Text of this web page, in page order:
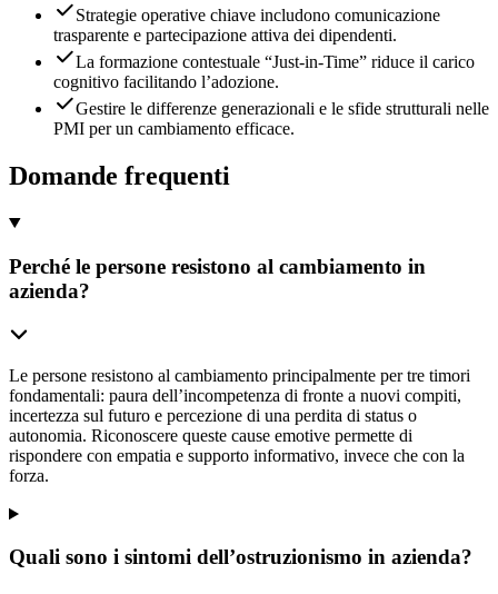
Strategie operative chiave includono comunicazione
trasparente e partecipazione attiva dei dipendenti.
La formazione contestuale “Just-in-Time” riduce il carico
cognitivo facilitando l’adozione.
Gestire le differenze generazionali e le sfide strutturali nelle
PMI per un cambiamento efficace.
Domande frequenti
Perché le persone resistono al cambiamento in
azienda?
Le persone resistono al cambiamento principalmente per tre timori
fondamentali: paura dell’incompetenza di fronte a nuovi compiti,
incertezza sul futuro e percezione di una perdita di status o
autonomia. Riconoscere queste cause emotive permette di
rispondere con empatia e supporto informativo, invece che con la
forza.
Quali sono i sintomi dell’ostruzionismo in azienda?